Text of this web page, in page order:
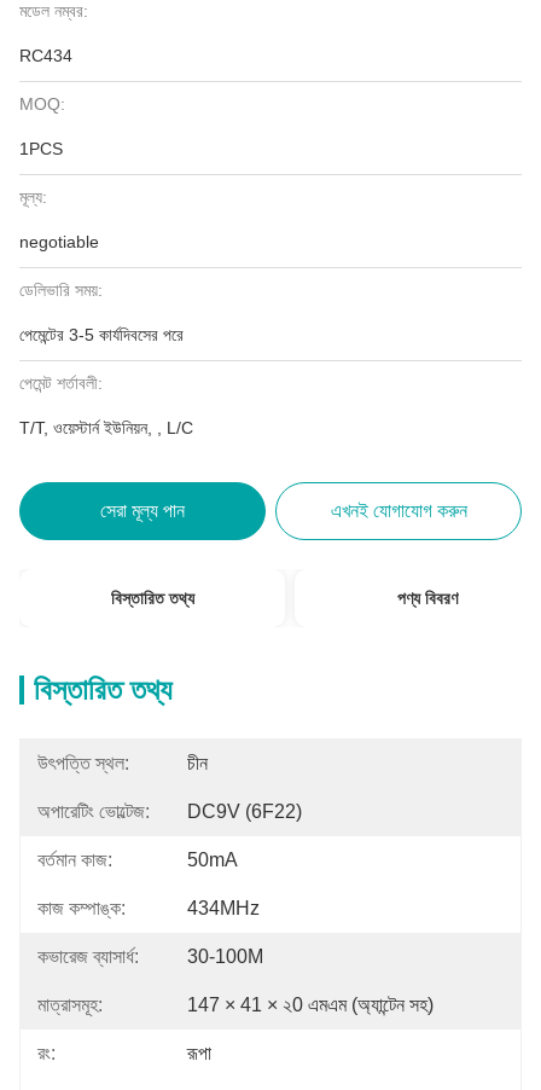
মডেল নম্বর:
RC434
MOQ:
1PCS
মূল্য:
negotiable
ডেলিভারি সময়:
পেমেন্টের 3-5 কার্যদিবসের পরে
পেমেন্ট শর্তাবলী:
T/T, ওয়েস্টার্ন ইউনিয়ন, , L/C
সেরা মূল্য পান এখনই যোগাযোগ করুন
বিস্তারিত তথ্য পণ্য বিবরণ
বিস্তারিত তথ্য
উৎপত্তি স্থল: চীন
অপারেটিং ভোল্টেজ: DC9V (6F22)
বর্তমান কাজ: 50mA
কাজ কম্পাঙ্ক: 434MHz
কভারেজ ব্যাসার্ধ: 30-100M
মাত্রাসমূহ: 147 × 41 × ২0 এমএম (অ্যান্টেন সহ)
রং: রূপা